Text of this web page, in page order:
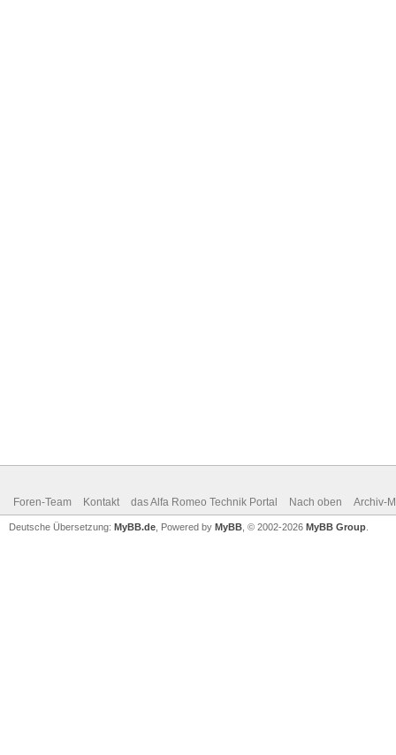
Foren-Team Kontakt das Alfa Romeo Technik Portal Nach oben Archiv-
Deutsche Übersetzung: MyBB.de , Powered by MyBB , © 2002-2026 MyBB Group